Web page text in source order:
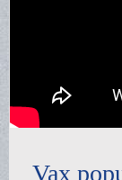
Vax